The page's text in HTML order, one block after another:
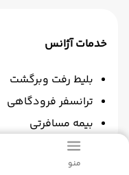
خدمات آژانس
بلیط رفت وبرگشت
ترانسفر فرودگاهی
بیمه مسافرتی
منو